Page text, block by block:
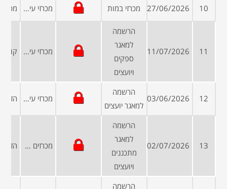
10
27/06/2026 מכרזי במות מכרזי עיריות ומועצות
11
11/07/2026
הרשמה
למאגר
ספקים
ויועצים
מכרזי עיריות ומועצות
12
03/06/2026
הרשמה
למאגר יועצים
מכרזי עיריות ומועצות
13
02/07/2026
הרשמה
למאגר
מתכננים
ויועצים
מכרזים פומביים
הרשמה